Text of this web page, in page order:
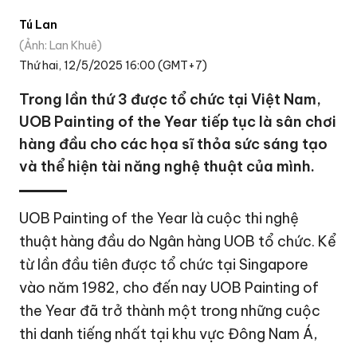
Tú Lan
Ảnh: Lan Khuê
Thứ hai, 12/5/2025 16:00 (GMT+7)
Trong lần thứ 3 được tổ chức tại Việt Nam,
UOB Painting of the Year tiếp tục là sân chơi
hàng đầu cho các họa sĩ thỏa sức sáng tạo
và thể hiện tài năng nghệ thuật của mình.
UOB Painting of the Year là cuộc thi nghệ
thuật hàng đầu do Ngân hàng UOB tổ chức. Kể
từ lần đầu tiên được tổ chức tại Singapore
vào năm 1982, cho đến nay UOB Painting of
the Year đã trở thành một trong những cuộc
thi danh tiếng nhất tại khu vực Đông Nam Á,